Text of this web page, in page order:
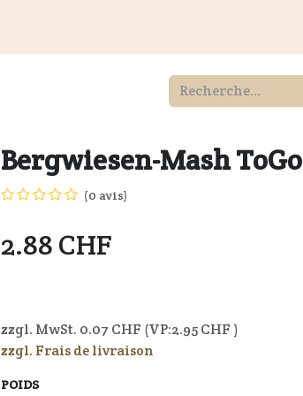
Bergwiesen-Mash ToGo
(0 avis)
2.88CHF
zzgl. MwSt. 0.07 CHF (VP:2.95CHF )
zzgl. Frais de livraison
POIDS